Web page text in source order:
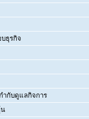
ธุรกิจ
ำกับดูแลกิจการ